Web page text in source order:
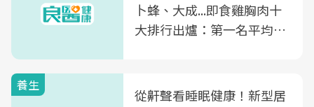
卜蜂、大成...即食雞胸肉十
大排行出爐：第一名平均一
養生
從鼾聲看睡眠健康！新型居